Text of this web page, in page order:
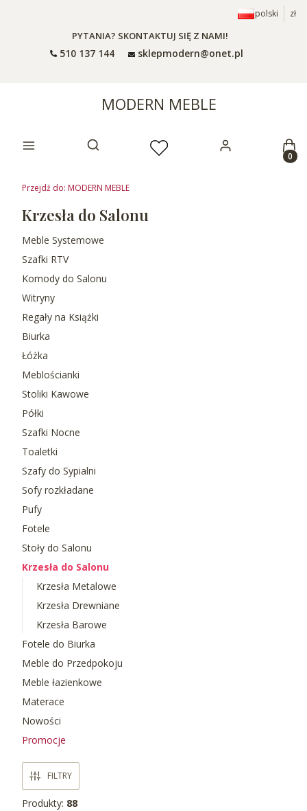
polski zł
PYTANIA? SKONTAKTUJ SIĘ Z NAMI!
510 137 144 sklepmodern@onet.pl
MODERN MEBLE
Otwórz wyszukiwarkę
Przejdź do: MODERN MEBLE
Krzesła do Salonu
Meble Systemowe
Szafki RTV
Komody do Salonu
Witryny
Regały na Książki
Biurka
Łóżka
Meblościanki
Stoliki Kawowe
Półki
Szafki Nocne
Toaletki
Szafy do Sypialni
Sofy rozkładane
Pufy
Fotele
Stoły do Salonu
Krzesła do Salonu
Krzesła Metalowe
Krzesła Drewniane
Krzesła Barowe
Fotele do Biurka
Meble do Przedpokoju
Meble łazienkowe
Materace
Nowości
Promocje
FILTRY
Produkty: 88